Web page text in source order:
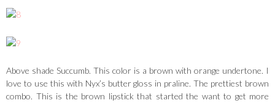
Above shade Succumb. This color is a brown with orange undertone. I
love to use this with Nyx’s butter gloss in praline. The prettiest brown
combo. This is the brown lipstick that started the want to get more